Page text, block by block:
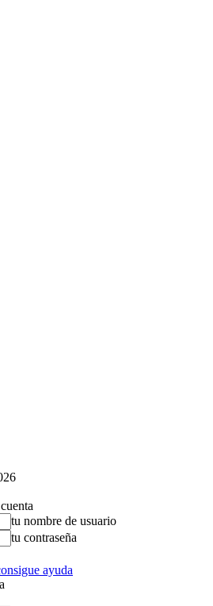
tu nombre de usuario
tu contraseña
ayuda